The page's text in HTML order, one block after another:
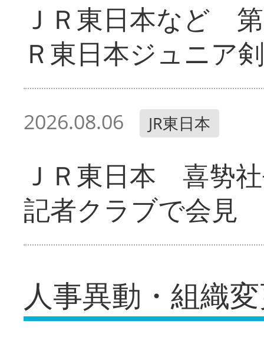
ＪＲ東日本など
Ｒ東日本ジュニア
2026.08.06 JR東日本
ＪＲ東日本 喜㔟
記者クラブで会見
人事異動・組織